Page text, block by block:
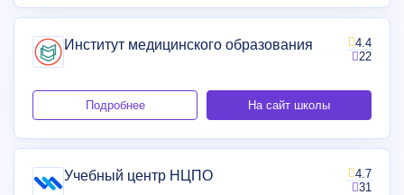
Институт медицинского образования
4.4
22
Подробнее На сайт школы
Учебный центр НЦПО
4.7
31